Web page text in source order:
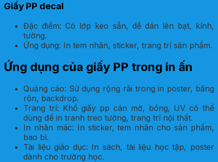
Giấy PP decal
Đặc điểm: Có lớp keo sẵn, dễ dán lên bạt, kính,
tường.
Ứng dụng: In tem nhãn, sticker, trang trí sản phẩm.
Ứng dụng của giấy PP trong in ấn
Quảng cáo: Sử dụng rộng rãi trong in poster, băng
rôn, backdrop.
Trang trí: Khổ giấy pp cán mờ, bóng, UV có thể
dùng để in tranh treo tường, trang trí nội thất.
In nhãn mác: In sticker, tem nhãn cho sản phẩm,
bao bì.
Tài liệu giáo dục: In sách, tài liệu học tập, poster
dành cho trường học.